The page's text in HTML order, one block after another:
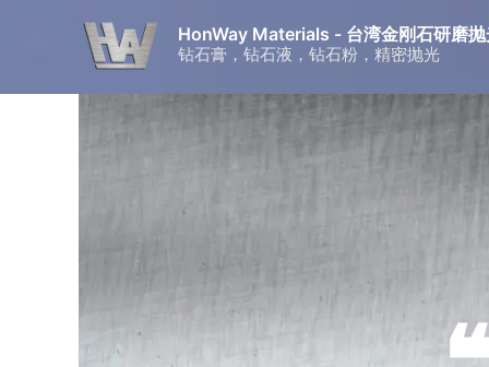
容
HonWay Materials - 台湾金刚石研磨
钻石膏，钻石液，钻石粉，精密抛光